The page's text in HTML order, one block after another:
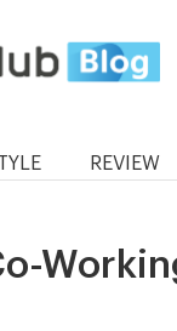
REVIEW